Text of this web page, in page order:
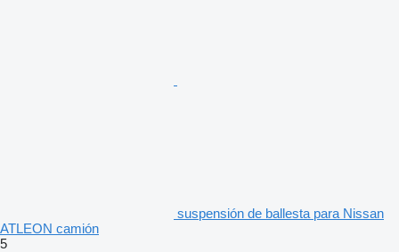
suspensión de ballesta para Nissan
ATLEON camión
5